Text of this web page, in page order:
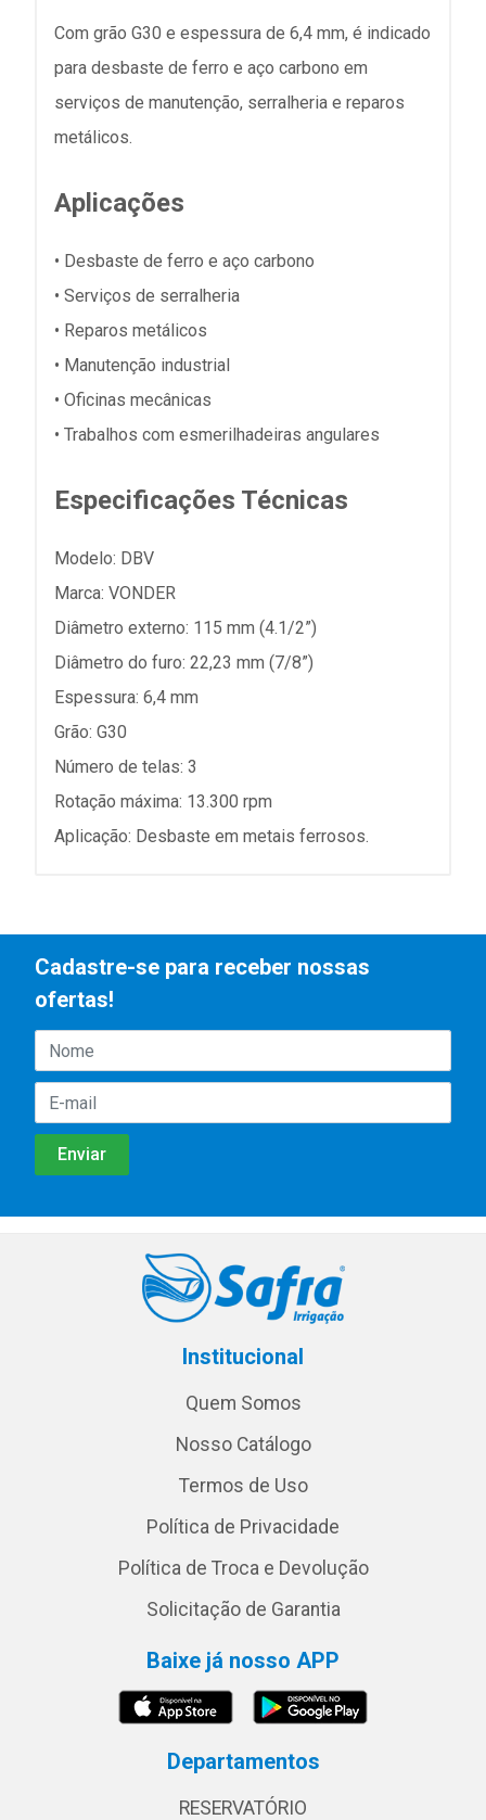
Com grão G30 e espessura de 6,4 mm, é indicado
para desbaste de ferro e aço carbono em
serviços de manutenção, serralheria e reparos
metálicos.
Aplicações
• Desbaste de ferro e aço carbono
• Serviços de serralheria
• Reparos metálicos
• Manutenção industrial
• Oficinas mecânicas
• Trabalhos com esmerilhadeiras angulares
Especificações Técnicas
Modelo: DBV
Marca: VONDER
Diâmetro externo: 115 mm (4.1/2”)
Diâmetro do furo: 22,23 mm (7/8”)
Espessura: 6,4 mm
Grão: G30
Número de telas: 3
Rotação máxima: 13.300 rpm
Aplicação: Desbaste em metais ferrosos.
Cadastre-se para receber nossas
ofertas!
Institucional
Quem Somos
Nosso Catálogo
Termos de Uso
Política de Privacidade
Política de Troca e Devolução
Solicitação de Garantia
Baixe já nosso APP
Departamentos
RESERVATÓRIO